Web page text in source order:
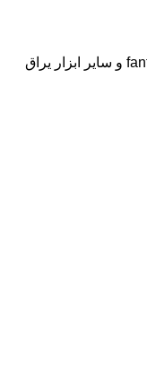
جهت خرید لولا کابینت A041 فانتونی – fantoni و سایر ابزار یراق